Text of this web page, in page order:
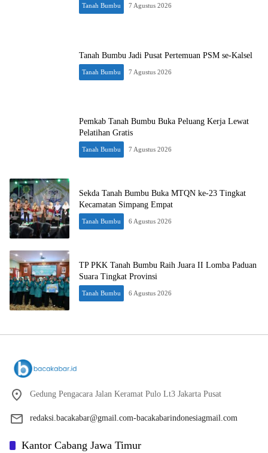
Tanah Bumbu 7 Agustus 2026
Tanah Bumbu Jadi Pusat Pertemuan PSM se-Kalsel
Tanah Bumbu 7 Agustus 2026
Pemkab Tanah Bumbu Buka Peluang Kerja Lewat
Pelatihan Gratis
Tanah Bumbu 7 Agustus 2026
Sekda Tanah Bumbu Buka MTQN ke-23 Tingkat
Kecamatan Simpang Empat
Tanah Bumbu 6 Agustus 2026
TP PKK Tanah Bumbu Raih Juara II Lomba Paduan
Suara Tingkat Provinsi
Tanah Bumbu 6 Agustus 2026
Gedung Pengacara Jalan Keramat Pulo Lt3 Jakarta Pusat
redaksi.bacakabar@gmail.com-bacakabarindonesiagmail.com
Kantor Cabang Jawa Timur